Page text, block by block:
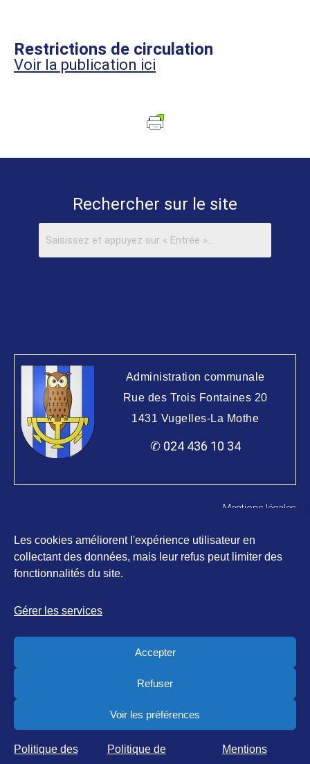
Les cookies améliorent l'expérience utilisateur en
collectant des données, mais leur refus peut limiter des
fonctionnalités du site.
Gérer les services
Accepter
Refuser
Voir les préférences
Politique des Politique de Mentions
Restrictions de circulation
Voir la publication ici
Rechercher sur le site
Administration communale
Rue des Trois Fontaines 20
1431 Vugelles-La Mothe
✆ 024 436 10 34
Mentions légales
Politique de confidentialité
2026 – Commune de Vugelles-La
WebDesign Laurent Leyvraz